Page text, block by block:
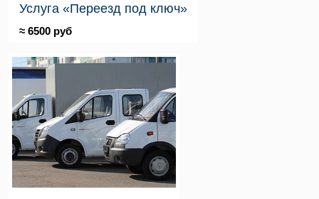
Услуга «Переезд под ключ»
≈ 6500 руб